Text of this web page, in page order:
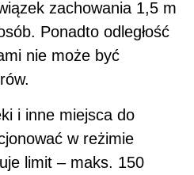
zachowania 1,5 m
Ponadto odległość
nie może być
i inne miejsca do
w reżimie
limit – maks. 150